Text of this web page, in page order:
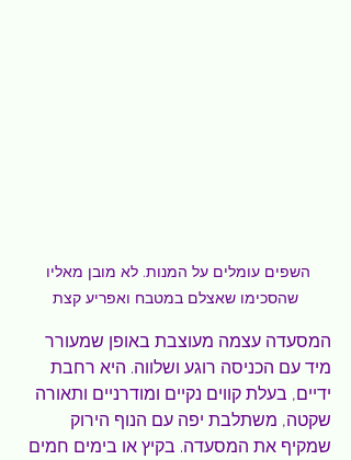
השפים עומלים על המנות. לא מובן מאליו
שהסכימו שאצלם במטבח ואפריע קצת
המסעדה עצמה מעוצבת באופן שמעורר
מיד עם הכניסה רוגע ושלווה. היא רחבת
ידיים, בעלת קווים נקיים ומודרניים ותאורה
שקטה, משתלבת יפה עם הנוף הירוק
שמקיף את המסעדה. בקיץ או בימים חמים